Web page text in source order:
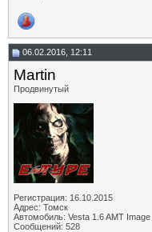
06.02.2016, 12:11
Martin
Продвинутый
Регистрация: 16.10.2015
Адрес: Томск
Автомобиль: Vesta 1.6 AMT Image
Сообщений: 528